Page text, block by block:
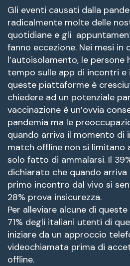
Gli eventi causati dalla
radicalmente molte delle
quotidiane e gli
fanno eccezione. Nei mesi
l’autoisolamento, le
tempo sulle app di incontri
queste piattaforme è
chiedere ad un potenziale
vaccinazione è un’ovvia
pandemia ma le
quando arriva il momento di
match offline non si limitano
solo fatto di ammalarsi. Il
dichiarato che quando
primo incontro dal vivo si
28% prova insicurezza.
Per alleviare alcune di
71% degli italiani utenti di
iniziare da un approccio
videochiamata prima di
offline.